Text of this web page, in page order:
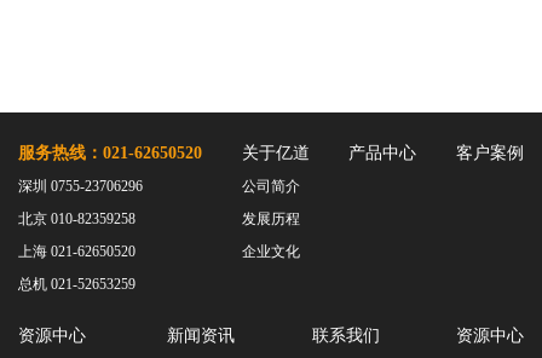
服务热线：021-62650520
深圳 0755-23706296
北京 010-82359258
上海 021-62650520
总机 021-52653259
关于亿道
公司简介
发展历程
企业文化
产品中心 客户案例
资源中心 新闻资讯 联系我们 资源中心